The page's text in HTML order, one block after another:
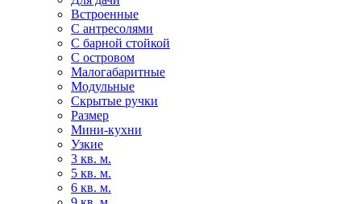
Встроенные
С антресолями
С барной стойкой
С островом
Малогабаритные
Модульные
Скрытые ручки
Размер
Мини-кухни
Узкие
3 кв. м.
5 кв. м.
6 кв. м.